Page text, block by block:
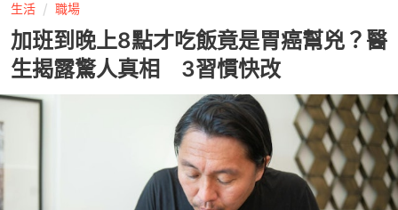
生活 職場
加班到晚上8點才吃飯竟是胃癌幫兇？醫
生揭露驚人真相 3習慣快改